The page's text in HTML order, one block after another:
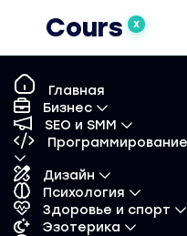
Cours X
Главная
Бизнес
SEO и SMM
Программирование
Дизайн
Психология
Здоровье и спорт
Эзотерика